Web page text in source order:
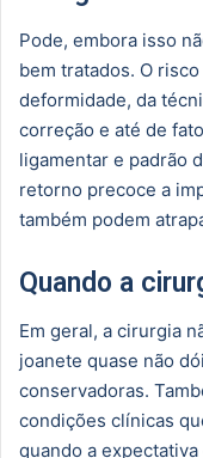
Pode, embora isso
bem tratados. O
deformidade, da
correção e até de
ligamentar e padrão
retorno precoce a
também podem
Quando a
Em geral, a cirurgia
joanete quase não
conservadoras.
condições clínicas
quando a